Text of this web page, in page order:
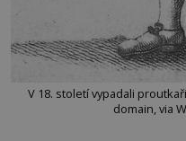
V 18. století vypadali
domain, via